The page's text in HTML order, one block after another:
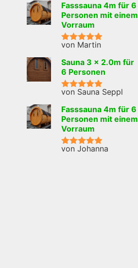
Fasssauna 4m für 6
Personen mit einem
Vorraum
Bewertet mit
von Martin
Sauna 3 x 2.0m für
6 Personen
Bewertet mit
von Sauna Seppl
Fasssauna 4m für 6
Personen mit einem
Vorraum
Bewertet mit
von Johanna